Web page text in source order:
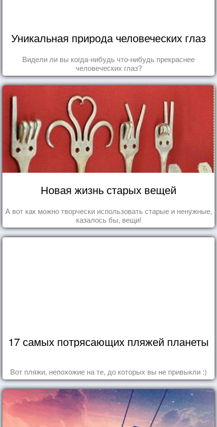
Уникальная природа человеческих глаз
Видели ли вы когда-нибудь что-нибудь прекраснее
человеческих глаз?
Новая жизнь старых вещей
А вот как можно творчески использовать старые и ненужные,
казалось бы, вещи!
17 самых потрясающих пляжей планеты
Вот пляжи, непохожие на те, до которых вы не привыкли :)